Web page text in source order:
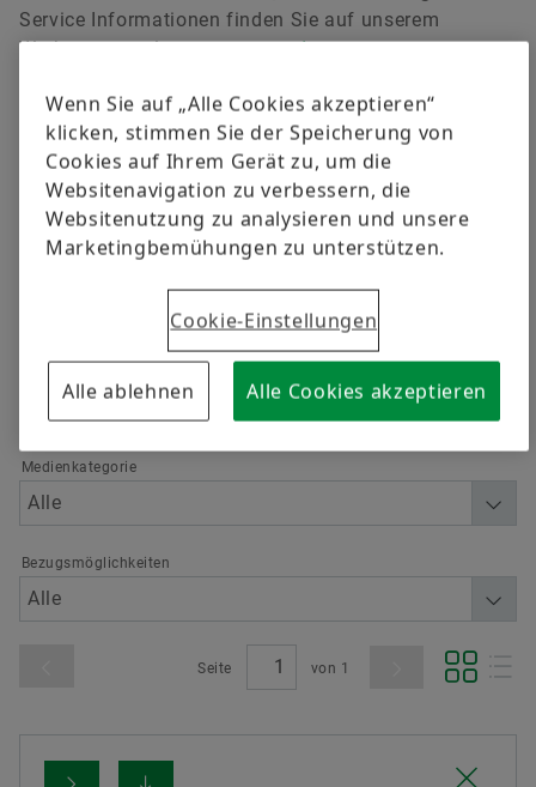
Qualität
Lieferanteninformationsmanagement
Schulungen
Jetzt bestellen
Service Informationen finden Sie auf unserem
Werkstattportalwww.repxpert.de.
Filtern
Medienkategorie
Bezugsmöglichkeiten
Seite von 1
Wenn Sie auf „Alle Cookies akzeptieren“
klicken, stimmen Sie der Speicherung von
Cookies auf Ihrem Gerät zu, um die
Websitenavigation zu verbessern, die
Websitenutzung zu analysieren und unsere
Marketingbemühungen zu unterstützen.
Cookie-Einstellungen
Alle ablehnen Alle Cookies akzeptieren